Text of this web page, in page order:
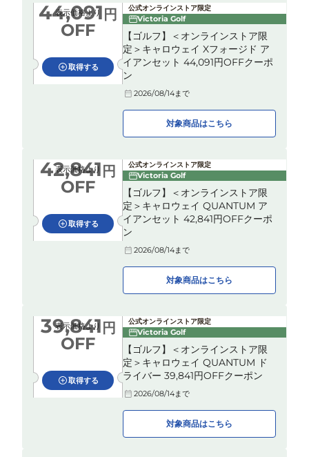
表示価格より
44,091 円
OFF
取得する
公式オンラインストア限定
Victoria Golf
【ゴルフ】＜オンラインストア限
定＞キャロウェイ Xフォージド ア
イアンセット 44,091円OFFクーポ
ン
2026/08/14まで
対象商品はこちら
表示価格より
42,841 円
OFF
取得する
公式オンラインストア限定
Victoria Golf
【ゴルフ】＜オンラインストア限
定＞キャロウェイ QUANTUM ア
イアンセット 42,841円OFFクーポ
ン
2026/08/14まで
対象商品はこちら
表示価格より
39,841 円
OFF
取得する
公式オンラインストア限定
Victoria Golf
【ゴルフ】＜オンラインストア限
定＞キャロウェイ QUANTUM ド
ライバー 39,841円OFFクーポン
2026/08/14まで
対象商品はこちら